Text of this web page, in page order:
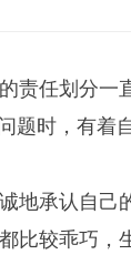
责任划分一
题时，有着
地承认自己
比较乖巧，